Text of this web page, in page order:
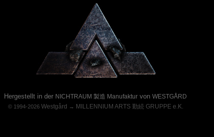
Hergestellt in der NICHTRAUM 製造 Manufaktur von WESTGÅRD
© 1994-2026 Westgård → MILLENNIUM ARTS 勤続 GRUPPE e.K.
Powered By :